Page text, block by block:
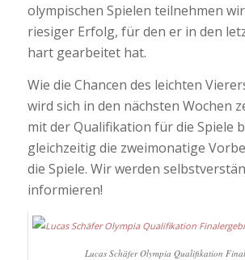
olympischen Spielen teilnehmen
riesiger Erfolg, für den er in den
hart gearbeitet hat.
Wie die Chancen des leichten
wird sich in den nächsten Wochen
mit der Qualifikation für die Spiele
gleichzeitig die zweimonatige
die Spiele. Wir werden
informieren!
Lucas Schäfer Olympia Qualifikation